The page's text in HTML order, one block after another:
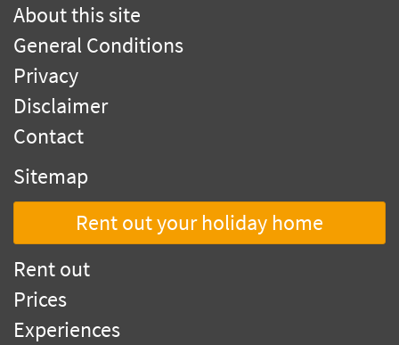
About this site
General Conditions
Privacy
Disclaimer
Contact
Sitemap
Rent out your holiday home
Rent out
Prices
Experiences